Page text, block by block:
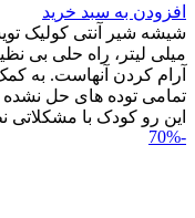
افزودن به سبد خرید
میلی لیتر، راه حلی بی
آرام کردن آنهاست. به
تمامی توده های حل
این رو کودک با مشکلاتی
-70%